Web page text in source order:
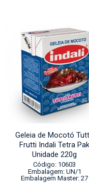
Geleia de Mocotó
Frutti Indali Tetra Pak
Unidade 220g
Código: 10603
Embalagem: UN/1
Embalagem Master: 27